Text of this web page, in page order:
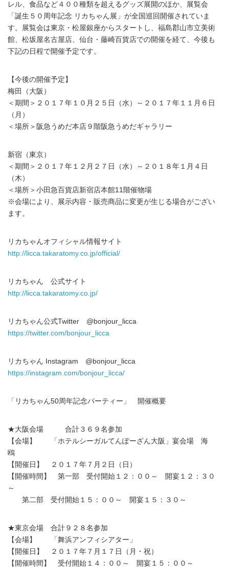
レル、食品など４００種類を超えるグッズ展開のほか、展覧会
「誕生５０周年記念 リカちゃん展」が全国巡回開催されていま
す。展覧会は東京・松屋銀座からスタートし、福島郡山市立美術
館、松坂屋名古屋店、仙台・藤崎百貨店での開催を経て、今後も
下記の日程で開催予定です。
【今後の開催予定】
梅田（大阪）
＜期間＞２０１７年１０月２５日（水）～２０１７年１１月６日
（月）
＜場所＞阪急うめだ本店９階阪急うめだギャラリー
新宿（東京）
＜期間＞２０１７年１２月２７日（水）～２０１８年１月４日
（木）
＜場所＞小田急百貨店新宿店本館11階催物場
※会場により、展示内容・販売商品に変更が生じる場合がござい
ます。
リカちゃんオフィシャル情報サイト
http://licca.takaratomy.co.jp/official/
リカちゃん 公式サイト
http://licca.takaratomy.co.jp/
リカちゃん公式Twitter @bonjour_licca
https://twitter.com/bonjour_licca
リカちゃん Instagram @bonjour_licca
https://instagram.com/bonjour_licca/
「リカちゃん50周年記念パーティー」 開催概要
★大阪会場 合計３６９名参加
【会場】 「ホテルシーガルてんぽーざん大阪」宴会場 海
鴎
【開催日】 ２０１７年７月２日（日）
【開催時間】 第一部 受付開始１２：００～ 開宴１２：３０
～
第二部 受付開始１５：００～ 開宴１５：３０～
★東京会場 合計９２８名参加
【会場】 「舞浜アンフィシアター」
【開催日】 ２０１７年７月１７日（月・祝）
【開催時間】 受付開始１４：００～ 開宴１５：００～
Japanese